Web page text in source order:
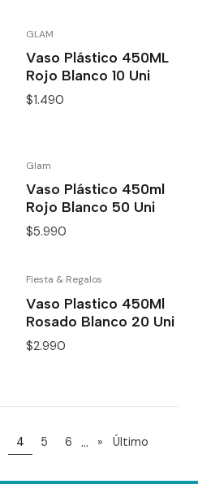
GLAM
Vaso Plástico 450ML
Rojo Blanco 10 Uni
$1.490
Glam
Vaso Plástico 450ml
Rojo Blanco 50 Uni
$5.990
Fiesta & Regalos
Vaso Plastico 450Ml
Rosado Blanco 20 Uni
$2.990
4 5 6 ... » Último